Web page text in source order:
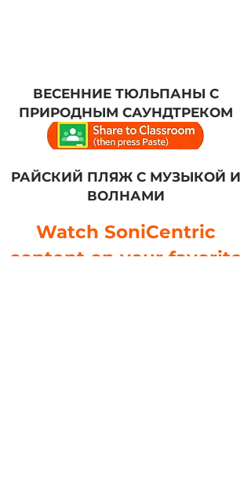
ВЕСЕННИЕ ТЮЛЬПАНЫ С
ПРИРОДНЫМ САУНДТРЕКОМ
РАЙСКИЙ ПЛЯЖ С МУЗЫКОЙ И
ВОЛНАМИ
Watch SoniCentric
content on your favorite